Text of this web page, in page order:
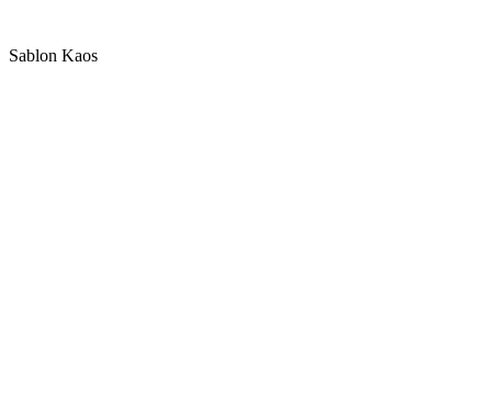
Sablon Kaos